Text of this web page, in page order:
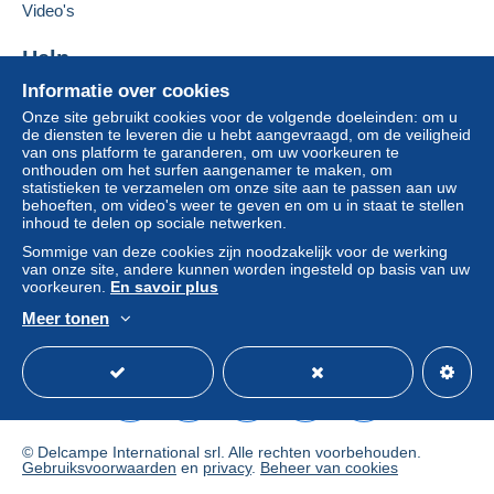
overboeking naar uw saldo, wordt door de verkoper
terugbetaald aan de koper. Een onbetaalde aankoop kan
gevolgen hebben voor de rekening van de koper.
Als de verkoopvoorwaarden van de verkoper clausules
bevatten met betrekking tot de betaling, moeten deze
als nietig worden beschouwd. De betalingsvoorwaarden
van de website van Delcampe, zoals gedefinieerd in de
gebruiksvoorwaarden, zijn de enige die van toepassing
zijn.
Aankopen moeten worden betaald binnen
ontvangst van de eindafrekening van de verkoper.
Informatie over cookies
Onze site gebruikt cookies voor de volgende doeleinden: om u
de diensten te leveren die u hebt aangevraagd, om de veiligheid
van ons platform te garanderen, om uw voorkeuren te
onthouden om het surfen aangenamer te maken, om
statistieken te verzamelen om onze site aan te passen aan uw
behoeften, om video's weer te geven en om u in staat te stellen
inhoud te delen op sociale netwerken.
Sommige van deze cookies zijn noodzakelijk voor de werking
van onze site, andere kunnen worden ingesteld op basis van uw
voorkeuren. En savoir plus
Meer tonen
Video's
Help
Hulpcentrum
Kopen op Delcampe
Verkopen op Delcampe
Een beveiligde website
© Delcampe International srl. Alle rechten voorbehouden.
Gebruiksvoorwaarden en privacy. Beheer van cookies